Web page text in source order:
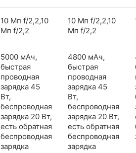
10 Мп f/2,2,10
Мп f/2,2
10 Мп f/2,2,10
Мп f/2,2
5000 мАч,
быстрая
проводная
зарядка 45
Вт,
беспроводная
зарядка 20 Вт,
есть обратная
беспроводная
зарядка
4800 мАч,
быстрая
проводная
зарядка 45
Вт,
беспроводная
зарядка 20 Вт,
есть обратная
беспроводная
зарядка